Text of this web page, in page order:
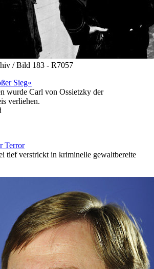
/ Bild 183 - R7057
Sieg«
wurde Carl von Ossietzky der
verliehen.
Terror
tief verstrickt in kriminelle gewaltbereite